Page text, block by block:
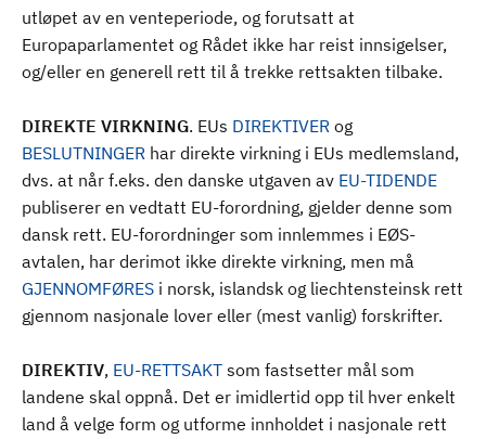
utløpet av en venteperiode, og forutsatt at
Europaparlamentet og Rådet ikke har reist innsigelser,
og/eller en generell rett til å trekke rettsakten tilbake.
DIREKTE VIRKNING. EUs DIREKTIVER og
BESLUTNINGER har direkte virkning i EUs medlemsland,
dvs. at når f.eks. den danske utgaven av EU-TIDENDE
publiserer en vedtatt EU-forordning, gjelder denne som
dansk rett. EU-forordninger som innlemmes i EØS-
avtalen, har derimot ikke direkte virkning, men må
GJENNOMFØRES i norsk, islandsk og liechtensteinsk rett
gjennom nasjonale lover eller (mest vanlig) forskrifter.
DIREKTIV, EU-RETTSAKT som fastsetter mål som
landene skal oppnå. Det er imidlertid opp til hver enkelt
land å velge form og utforme innholdet i nasjonale rett